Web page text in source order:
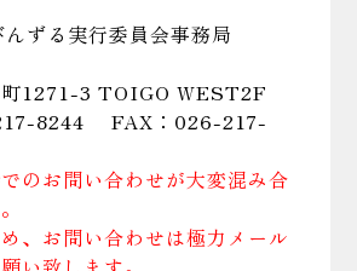
ずる実行委員会事務局
1271-3 TOIGO WEST2F
8244 FAX：026-217-
のお問い合わせが大変混み合
、お問い合わせは極力メール